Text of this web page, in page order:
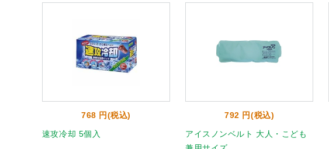
768 円(税込)
速攻冷却 5個入
792 円(税込)
アイスノンベルト 大人・こども